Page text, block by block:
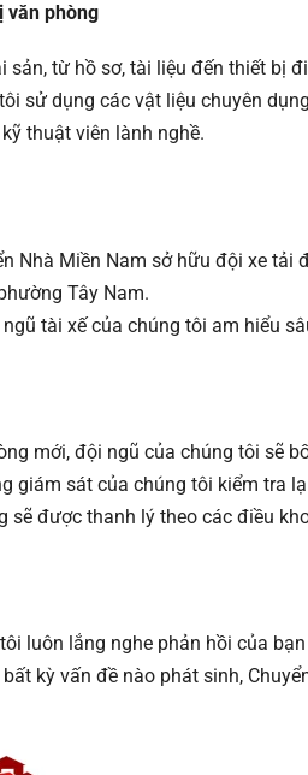
văn phòng
sản, từ hồ sơ, tài liệu đến thiết bị
sử dụng các vật liệu chuyên
thuật viên lành nghề.
Nhà Miền Nam sở hữu đội xe tải
Tây Nam.
tài xế của chúng tôi am hiểu
mới, đội ngũ của chúng tôi sẽ
giám sát của chúng tôi kiểm tra
sẽ được thanh lý theo các điều
luôn lắng nghe phản hồi của
bất kỳ vấn đề nào phát sinh,